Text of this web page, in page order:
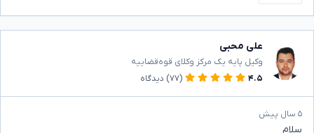
علی محبی
وکیل پایه یک مرکز وکلای قوه‌قضاییه
۴.۵
(۷۷) دیدگاه
۵ سال پیش
سلام